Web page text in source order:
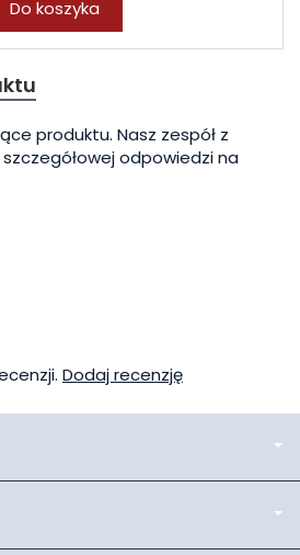
Do koszyka
produktu. Nasz zespół z
odpowiedzi na
Dodaj recenzję